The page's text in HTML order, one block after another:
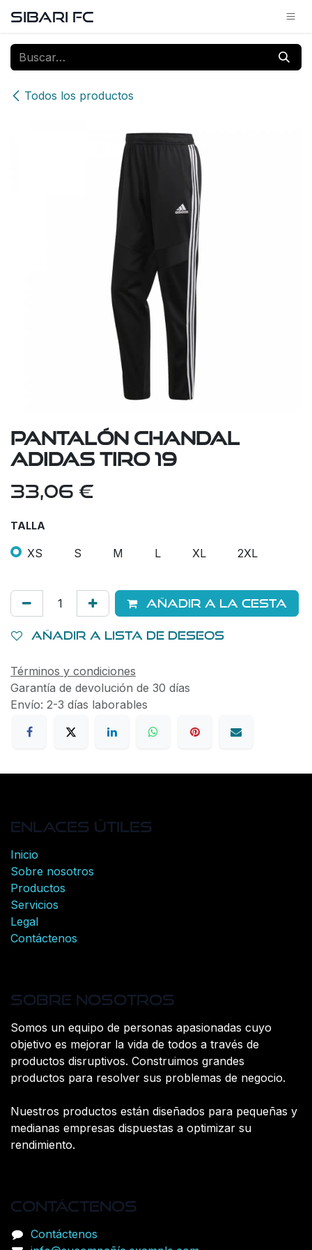
SIBARI FC
Todos los productos
Pantalón Chandal
Adidas Tiro 19
33,06 €
TALLA
XS S M L XL 2XL
Añadir a la cesta
Añadir a lista de deseos
Términos y condiciones
Garantía de devolución de 30 días
Envío: 2-3 días laborables
Enlaces útiles
Inicio
Sobre nosotros
Productos
Servicios
Legal
Contáctenos
Sobre nosotros
Somos un equipo de personas apasionadas cuyo
objetivo es mejorar la vida de todos a través de
productos disruptivos. Construimos grandes
productos para resolver sus problemas de negocio.
Nuestros productos están diseñados para pequeñas y
medianas empresas dispuestas a optimizar su
rendimiento.
Contáctenos
Contáctenos